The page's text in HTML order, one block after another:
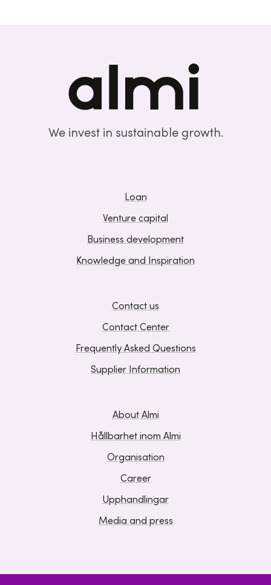
We invest in sustainable growth.
Loan
Venture capital
Business development
Knowledge and Inspiration
Contact us
Contact Center
Frequently Asked Questions
Supplier Information
About Almi
Hållbarhet inom Almi
Organisation
Career
Upphandlingar
Media and press